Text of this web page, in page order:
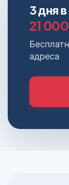
3 дня
21
адреса